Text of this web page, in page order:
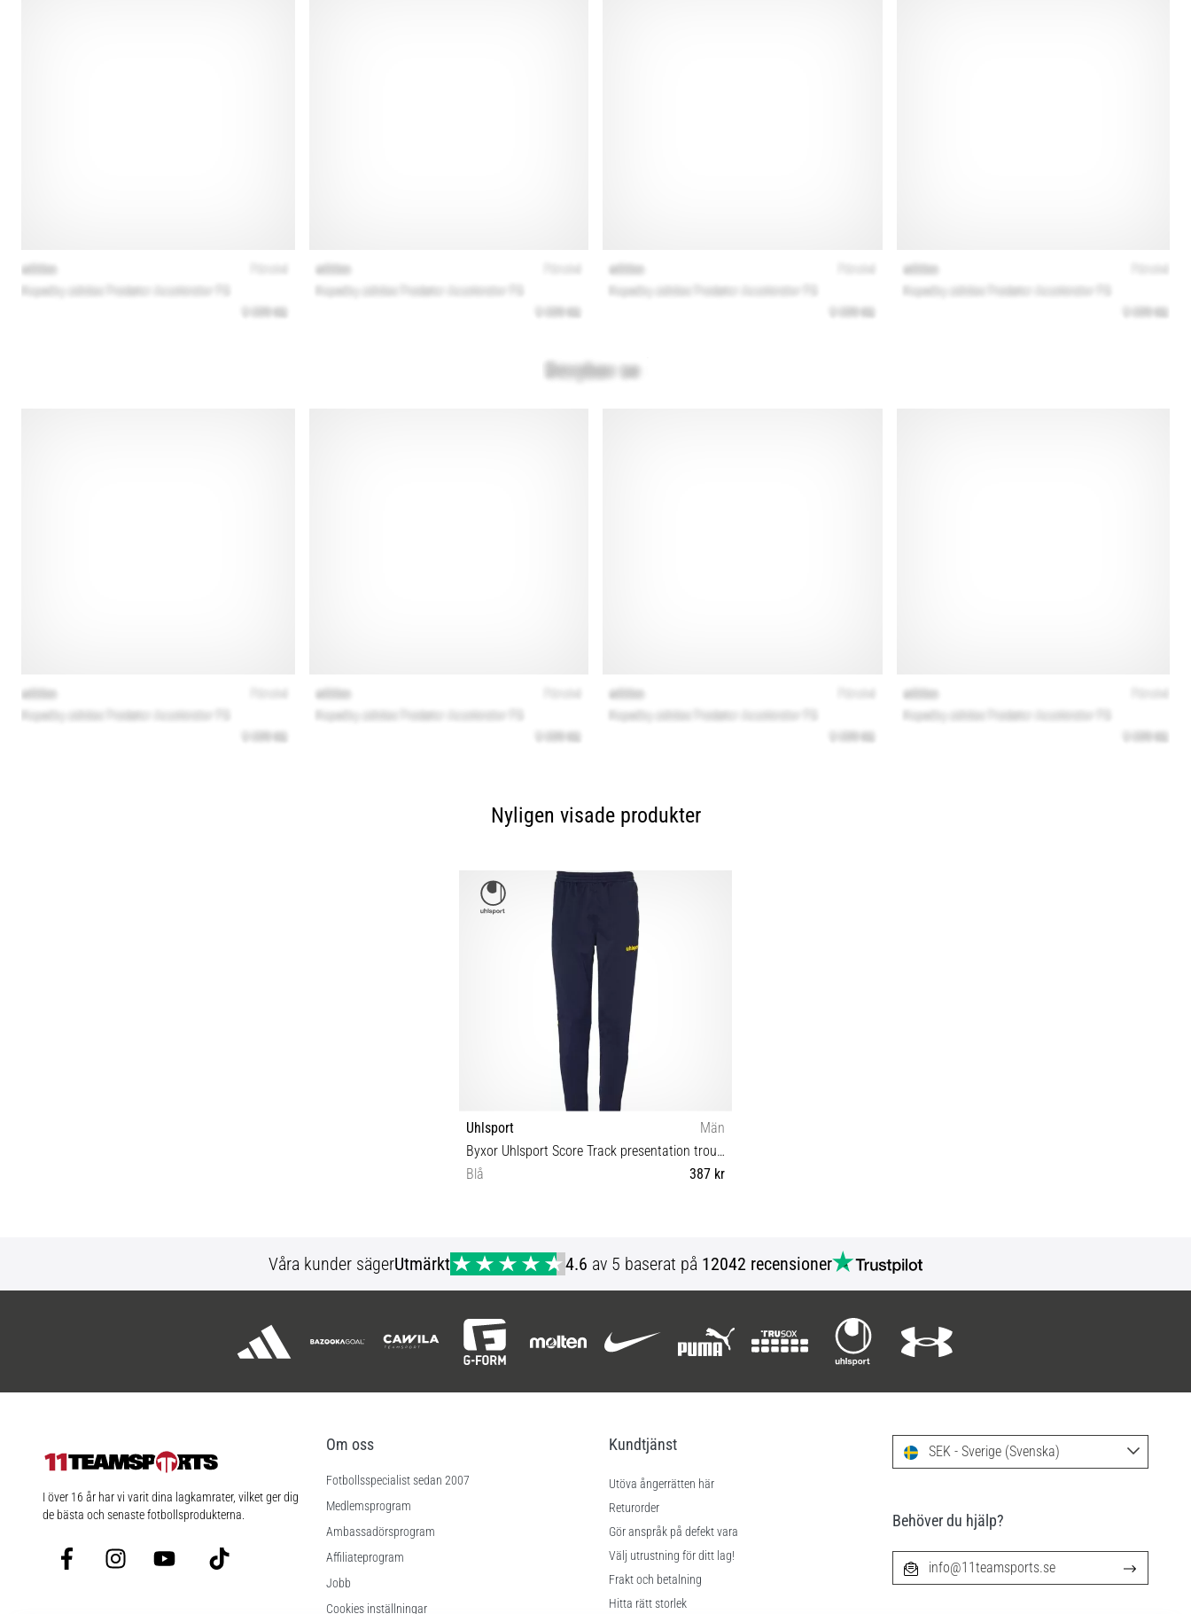
Nyligen visade produkter
Uhlsport
Män
Byxor Uhlsport Score Track presentation trousers
Blå
387 kr
Våra kunder sägerUtmärkt 4.6 av 5 baserat på 12042 recensioner
11teamsports.se
I över 16 år har vi varit dina lagkamrater, vilket ger dig
de bästa och senaste fotbollsprodukterna.
FacebookInstagramYouTubeTikTok
Om oss
Fotbollsspecialist sedan 2007
Medlemsprogram
Ambassadörsprogram
Affiliateprogram
Jobb
Cookies inställningar
Kundtjänst
Utöva ångerrätten här
Returorder
Gör anspråk på defekt vara
Välj utrustning för ditt lag!
Frakt och betalning
Hitta rätt storlek
SEK - Sverige (Svenska)
Behöver du hjälp?
info@11teamsports.se